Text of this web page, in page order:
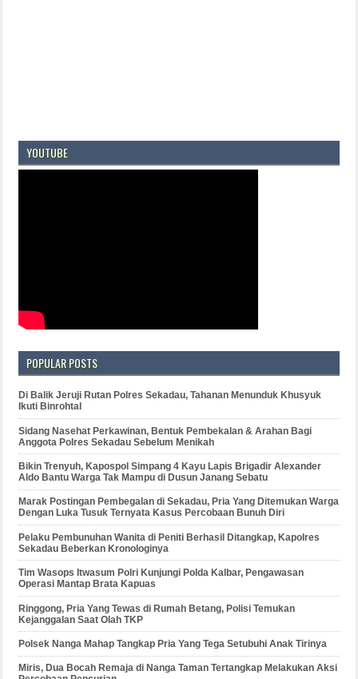
YOUTUBE
POPULAR POSTS
Di Balik Jeruji Rutan Polres Sekadau, Tahanan Menunduk Khusyuk
Ikuti Binrohtal
Sidang Nasehat Perkawinan, Bentuk Pembekalan & Arahan Bagi
Anggota Polres Sekadau Sebelum Menikah
Bikin Trenyuh, Kapospol Simpang 4 Kayu Lapis Brigadir Alexander
Aldo Bantu Warga Tak Mampu di Dusun Janang Sebatu
Marak Postingan Pembegalan di Sekadau, Pria Yang Ditemukan Warga
Dengan Luka Tusuk Ternyata Kasus Percobaan Bunuh Diri
Pelaku Pembunuhan Wanita di Peniti Berhasil Ditangkap, Kapolres
Sekadau Beberkan Kronologinya
Tim Wasops Itwasum Polri Kunjungi Polda Kalbar, Pengawasan
Operasi Mantap Brata Kapuas
Ringgong, Pria Yang Tewas di Rumah Betang, Polisi Temukan
Kejanggalan Saat Olah TKP
Polsek Nanga Mahap Tangkap Pria Yang Tega Setubuhi Anak Tirinya
Miris, Dua Bocah Remaja di Nanga Taman Tertangkap Melakukan Aksi